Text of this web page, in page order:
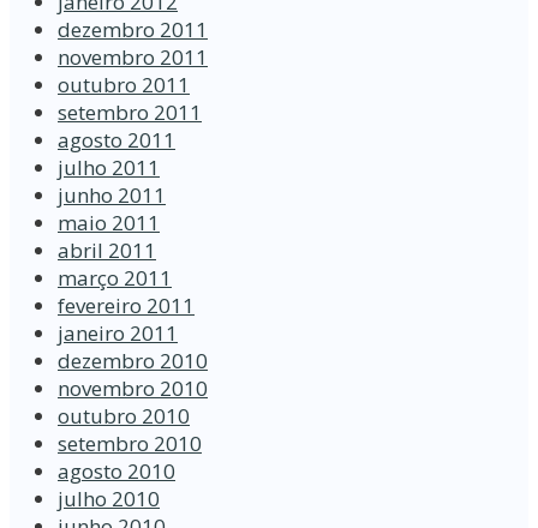
dezembro 2011
novembro 2011
outubro 2011
setembro 2011
agosto 2011
julho 2011
junho 2011
maio 2011
abril 2011
março 2011
fevereiro 2011
janeiro 2011
dezembro 2010
novembro 2010
outubro 2010
setembro 2010
agosto 2010
julho 2010